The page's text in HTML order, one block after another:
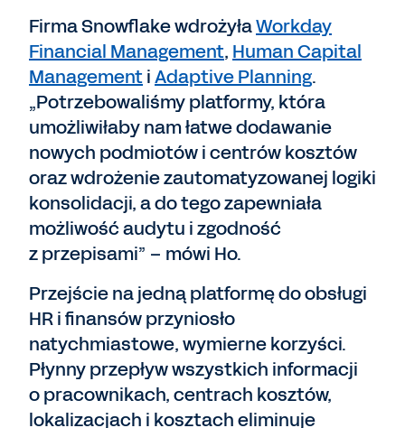
Firma Snowflake wdrożyłaWorkday
Financial Management, Human Capital
ManagementiAdaptive Planning.
„Potrzebowaliśmy platformy, która
umożliwiłaby nam łatwe dodawanie
nowych podmiotów i centrów kosztów
oraz wdrożenie zautomatyzowanej logiki
konsolidacji, a do tego zapewniała
możliwość audytu i zgodność
z przepisami” – mówi Ho.
Przejście na jedną platformę do obsługi
HR i finansów przyniosło
natychmiastowe, wymierne korzyści.
Płynny przepływ wszystkich informacji
o pracownikach, centrach kosztów,
lokalizacjach i kosztach eliminuje